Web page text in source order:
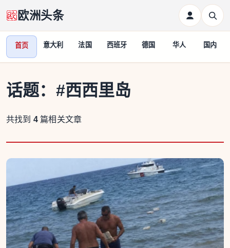
欧洲头条
首页 意大利 法国 西班牙 德国 华人 国内
话题： #西西里岛
共找到 4 篇相关文章